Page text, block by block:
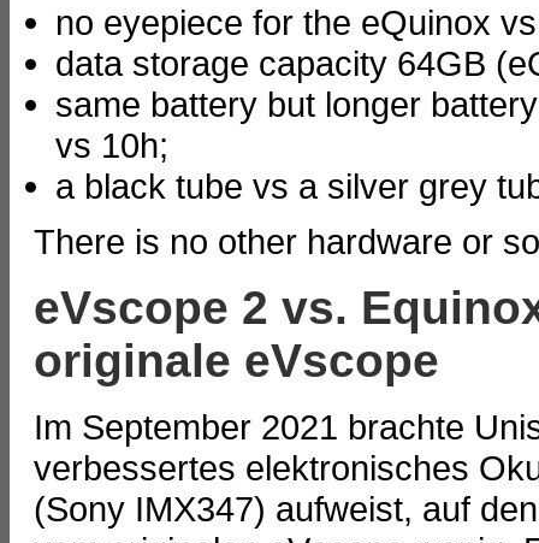
no eyepiece for the eQuinox
data storage capacity 64GB
same battery but longer
vs 10h;
a black tube vs a silver grey
There is no other hardware or
eVscope 2 vs.
originale eVscope
Im September 2021 brachte
verbessertes elektronisches
(Sony IMX347) aufweist, auf